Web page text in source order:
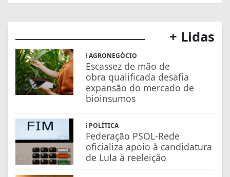
+ Lidas
AGRONEGÓCIO
Escassez de mão de
obra qualificada desafia
expansão do mercado de
bioinsumos
POLÍTICA
Federação PSOL-Rede
oficializa apoio à candidatura
de Lula à reeleição